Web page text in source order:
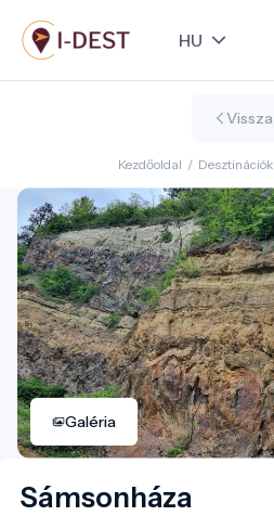
Ugrás
a
tartalomra
Vissza
Kezdőoldal / Desztinációk
Galéria
Sámsonháza